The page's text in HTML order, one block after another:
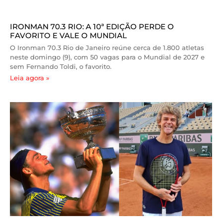
IRONMAN 70.3 RIO: A 10ª EDIÇÃO PERDE O
FAVORITO E VALE O MUNDIAL
O Ironman 70.3 Rio de Janeiro reúne cerca de 1.800 atletas
neste domingo (9), com 50 vagas para o Mundial de 2027 e
sem Fernando Toldi, o favorito.
Leia agora »